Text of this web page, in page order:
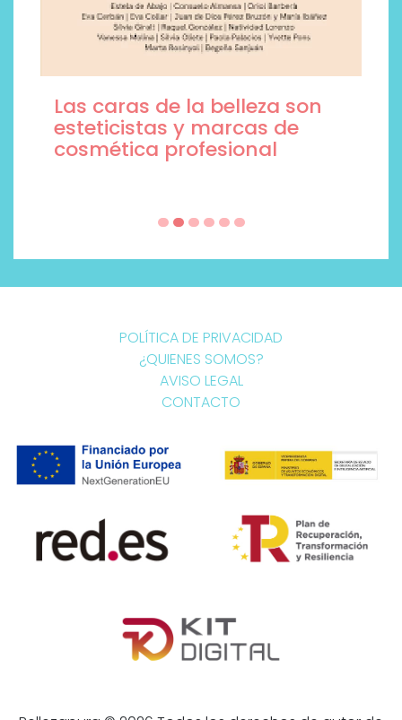
Las caras de la belleza son
esteticistas y marcas de
cosmética profesional
POLÍTICA DE PRIVACIDAD
¿QUIENES SOMOS?
AVISO LEGAL
CONTACTO